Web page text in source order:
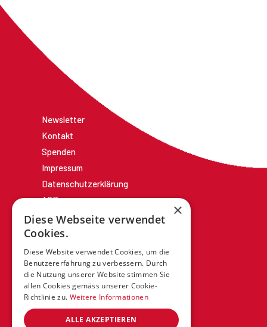
Newsletter
Kontakt
Spenden
Impressum
Datenschutzerklärung
AGBs
×
Diese Webseite verwendet
Cookies.
Diese Website verwendet Cookies, um die
Benutzererfahrung zu verbessern. Durch
die Nutzung unserer Website stimmen Sie
allen Cookies gemäss unserer Cookie-
Richtlinie zu. Weitere Informationen
ALLE AKZEPTIEREN